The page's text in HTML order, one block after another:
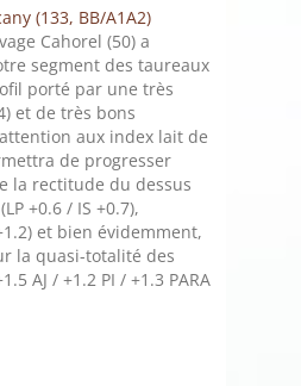
(133, BB/A1A2)
Cahorel (50) a
segment des taureaux
porté par une très
et de très bons
aux index lait de
de progresser
la rectitude du dessus
+0.6 / IS +0.7),
et bien évidemment,
la quasi-totalité des
AJ / +1.2 PI / +1.3 PARA